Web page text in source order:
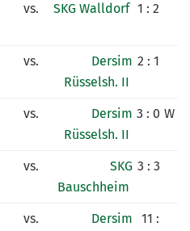
vs. SKG Walldorf 1 : 2
vs.
Dersim
Rüsselsh. II
2 : 1
vs.
Dersim
Rüsselsh. II
3 : 0 W
vs.
SKG
Bauschheim
3 : 3
vs.
Dersim
11 :